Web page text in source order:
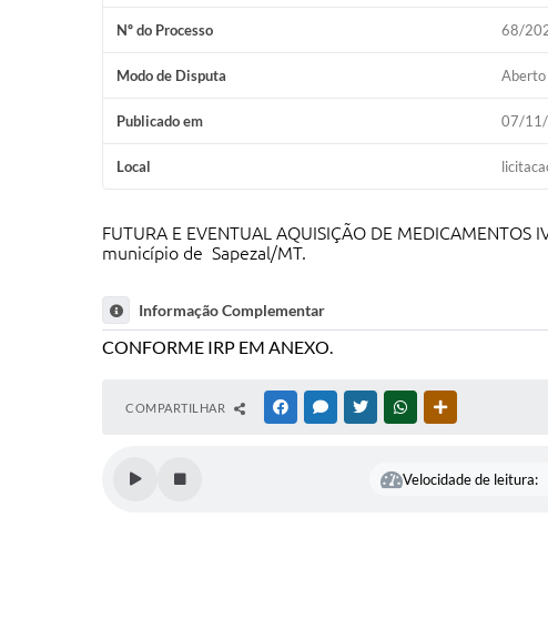
Nº do Processo 68/
Modo de Disputa Aberto
Publicado em 07/
Local
FUTURA E EVENTUAL AQUISIÇÃO DE
município de Sapezal/MT.
Informação Complementar
CONFORME IRP EM ANEXO.
COMPARTILHAR FACEBOOKMESSENGER
TWITTERWHATSAPP
Velocidade de leitura: